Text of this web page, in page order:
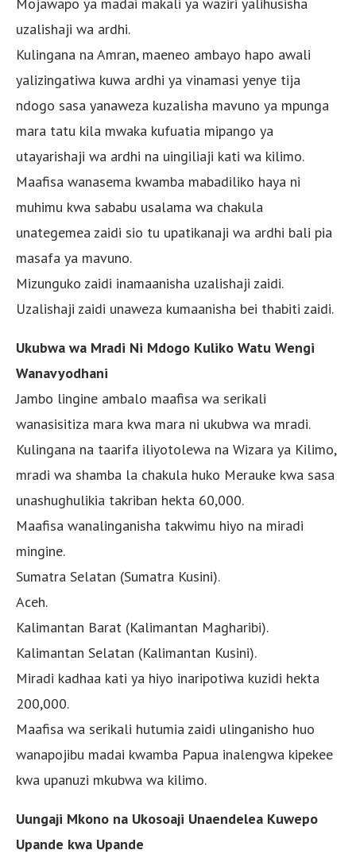
uzalishaji wa ardhi.
Kulingana na Amran, maeneo ambayo hapo awali
yalizingatiwa kuwa ardhi ya vinamasi yenye tija
ndogo sasa yanaweza kuzalisha mavuno ya mpunga
mara tatu kila mwaka kufuatia mipango ya
utayarishaji wa ardhi na uingiliaji kati wa kilimo.
Maafisa wanasema kwamba mabadiliko haya ni
muhimu kwa sababu usalama wa chakula
unategemea zaidi sio tu upatikanaji wa ardhi bali pia
masafa ya mavuno.
Mizunguko zaidi inamaanisha uzalishaji zaidi.
Uzalishaji zaidi unaweza kumaanisha bei thabiti zaidi.
Ukubwa wa Mradi Ni Mdogo Kuliko Watu Wengi
Wanavyodhani
Jambo lingine ambalo maafisa wa serikali
wanasisitiza mara kwa mara ni ukubwa wa mradi.
Kulingana na taarifa iliyotolewa na Wizara ya Kilimo,
mradi wa shamba la chakula huko Merauke kwa sasa
unashughulikia takriban hekta 60,000.
Maafisa wanalinganisha takwimu hiyo na miradi
mingine.
Sumatra Selatan (Sumatra Kusini).
Aceh.
Kalimantan Barat (Kalimantan Magharibi).
Kalimantan Selatan (Kalimantan Kusini).
Miradi kadhaa kati ya hiyo inaripotiwa kuzidi hekta
200,000.
Maafisa wa serikali hutumia zaidi ulinganisho huo
wanapojibu madai kwamba Papua inalengwa kipekee
kwa upanuzi mkubwa wa kilimo.
Uungaji Mkono na Ukosoaji Unaendelea Kuwepo
Upande kwa Upande